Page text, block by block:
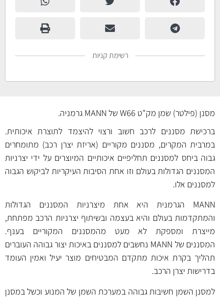
רשימת קניות
מסנן (פילטר) שמן מק"ט W66 של MANN גרמניה.
ברכישת מסננים לרכב חשוב ורצוי להיצמד לתוצרת איכותית.
במרבית המקרים, מסננים מקוריים (אריזת יצרן רכב) מתומחרים
גבוה ביחס למסננים תחליפיים איכותיים המיוצרים על ידי יצרניות
המסננים הגדולות בעולם וזו אחת הסיבות העיקריות לביקוש הגבוה
למסננים אלו.
MANN הגרמנית היא אחת מיצרניות המסננים הגדולות
והמתקדמות בעולם והיא בעצמה ובשיתוף יצרניות הרכב מפתחת,
מייצרת ומספקת לא מעט מהמסננים המקוריים בענף.
המסננים של MANN נחשבים למסננים באיכות יצור גבוהה העוברים
תהליך בקרת איכות מתקדם המבטיחים מוצר יעיל ואמין העומד
בדרישות יצרן הרכב.
למסנן השמן חשיבות גבוהה במערכת השמן של המנוע וכשל במסנן